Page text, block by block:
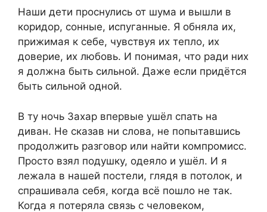
Наши дети проснулись от шума и вышли в
коридор, сонные, испуганные. Я обняла их,
прижимая к себе, чувствуя их тепло, их
доверие, их любовь. И понимая, что ради них
я должна быть сильной. Даже если придётся
быть сильной одной.
В ту ночь Захар впервые ушёл спать на
диван. Не сказав ни слова, не попытавшись
продолжить разговор или найти компромисс.
Просто взял подушку, одеяло и ушёл. И я
лежала в нашей постели, глядя в потолок, и
спрашивала себя, когда всё пошло не так.
Когда я потеряла связь с человеком,